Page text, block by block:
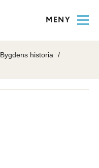
MENY
Bygdens historia